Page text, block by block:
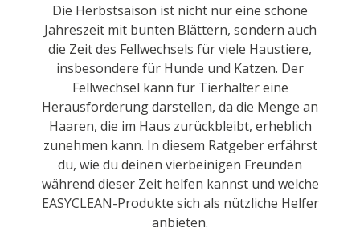
Die Herbstsaison ist nicht nur eine schöne
Jahreszeit mit bunten Blättern, sondern auch
die Zeit des Fellwechsels für viele Haustiere,
insbesondere für Hunde und Katzen. Der
Fellwechsel kann für Tierhalter eine
Herausforderung darstellen, da die Menge an
Haaren, die im Haus zurückbleibt, erheblich
zunehmen kann. In diesem Ratgeber erfährst
du, wie du deinen vierbeinigen Freunden
während dieser Zeit helfen kannst und welche
EASYCLEAN-Produkte sich als nützliche Helfer
anbieten.